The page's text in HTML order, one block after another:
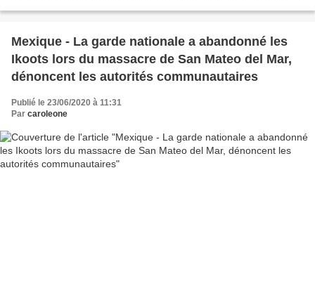
Mexique - La garde nationale a abandonné les
Ikoots lors du massacre de San Mateo del Mar,
dénoncent les autorités communautaires
Publié le 23/06/2020 à 11:31
Par caroleone